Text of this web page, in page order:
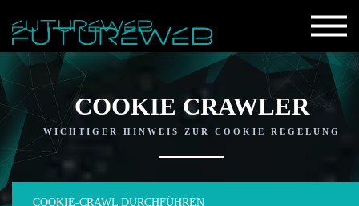
COOKIE CRAWLER
WICHTIGER HINWEIS ZUR COOKIE REGELUNG
COOKIE-CRAWL DURCHFÜHREN